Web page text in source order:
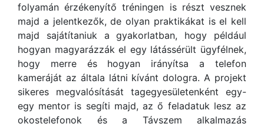
folyamán érzékenyítő tréningen is részt vesznek
majd a jelentkezők, de olyan praktikákat is el kell
majd sajátítaniuk a gyakorlatban, hogy például
hogyan magyarázzák el egy látássérült ügyfélnek,
hogy merre és hogyan irányítsa a telefon
kameráját az általa látni kívánt dologra. A projekt
sikeres megvalósítását tagegyesületenként egy-
egy mentor is segíti majd, az ő feladatuk lesz az
okostelefonok és a Távszem alkalmazás